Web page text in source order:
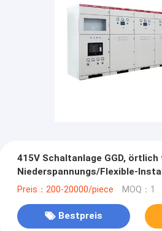
415V Schaltanlage GGD,
Niederspannungs/Flexible-
Preis：200-20000/piece MOQ：1
Bestpreis